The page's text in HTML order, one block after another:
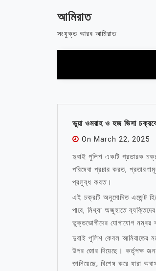
আমিরাত
সংযুক্ত আরব আমিরাত
ভুয়া ওমরাহ ও হজ ভিসা
On March 22, 2025
দুবাই পুলিশ একটি প্রতারক
পরিষেবা প্রচার করত,
প্রলুব্ধ করত।
এই চক্রটি অনুমোদিত এজেন্ট
পারে, মিথ্যা অজুহাতে
ভুক্তভোগীদের যোগাযোগ নম্বর
দুবাই পুলিশ কেবল আমিরাতের
উপর জোর দিয়েছে। কর্তৃপক্ষ
জানিয়েছে, বিশেষ করে যারা